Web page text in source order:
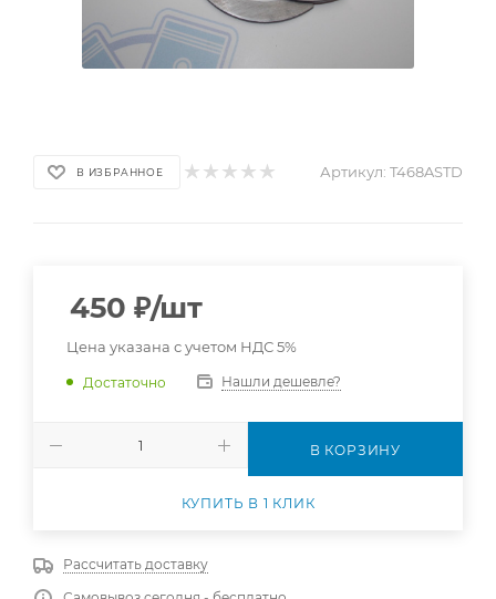
В ИЗБРАННОЕ Артикул: T468ASTD
450 ₽/шт
Цена указана с учетом НДС 5%
Достаточно Нашли дешевле?
В КОРЗИНУ
КУПИТЬ В 1 КЛИК
Рассчитать доставку